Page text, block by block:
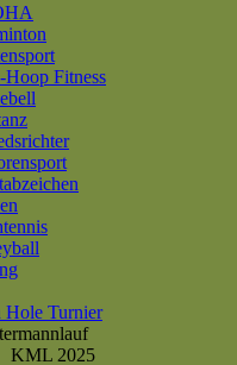
Hoop Fitness
Hole Turnier
KML 2025